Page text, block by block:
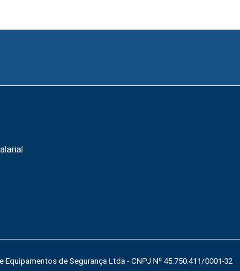
de Segurança Ltda - CNPJ Nº 45.750.411/0001-32